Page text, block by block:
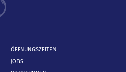
ÖFFNUNGSZEITEN
JOBS